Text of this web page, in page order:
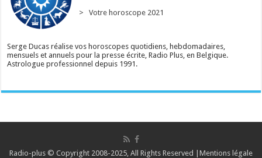
> Votre horoscope 2021
Serge Ducas réalise vos horoscopes quotidiens, hebdomadaires,
mensuels et annuels pour la presse écrite, Radio Plus, en Belgique.
Astrologue professionnel depuis 1991.
Radio-plus © Copyright 2008-2025, All Rights Reserved | Mentions légale